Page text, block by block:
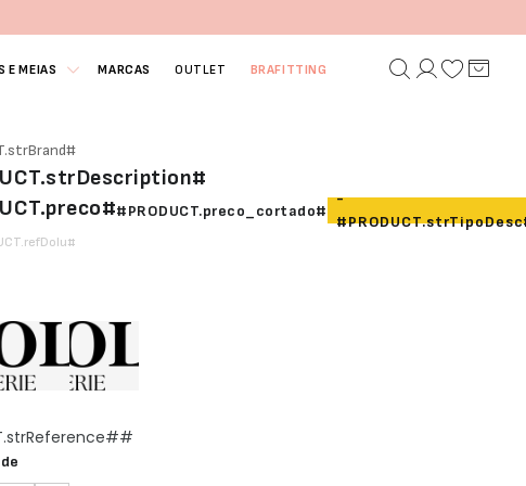
E MEIAS MARCAS OUTLET BRAFITTING
#PRODUCT.preco_cortado#
-